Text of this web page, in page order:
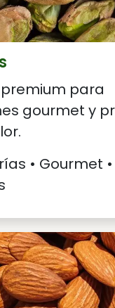
para
gourmet y
• Gourmet •